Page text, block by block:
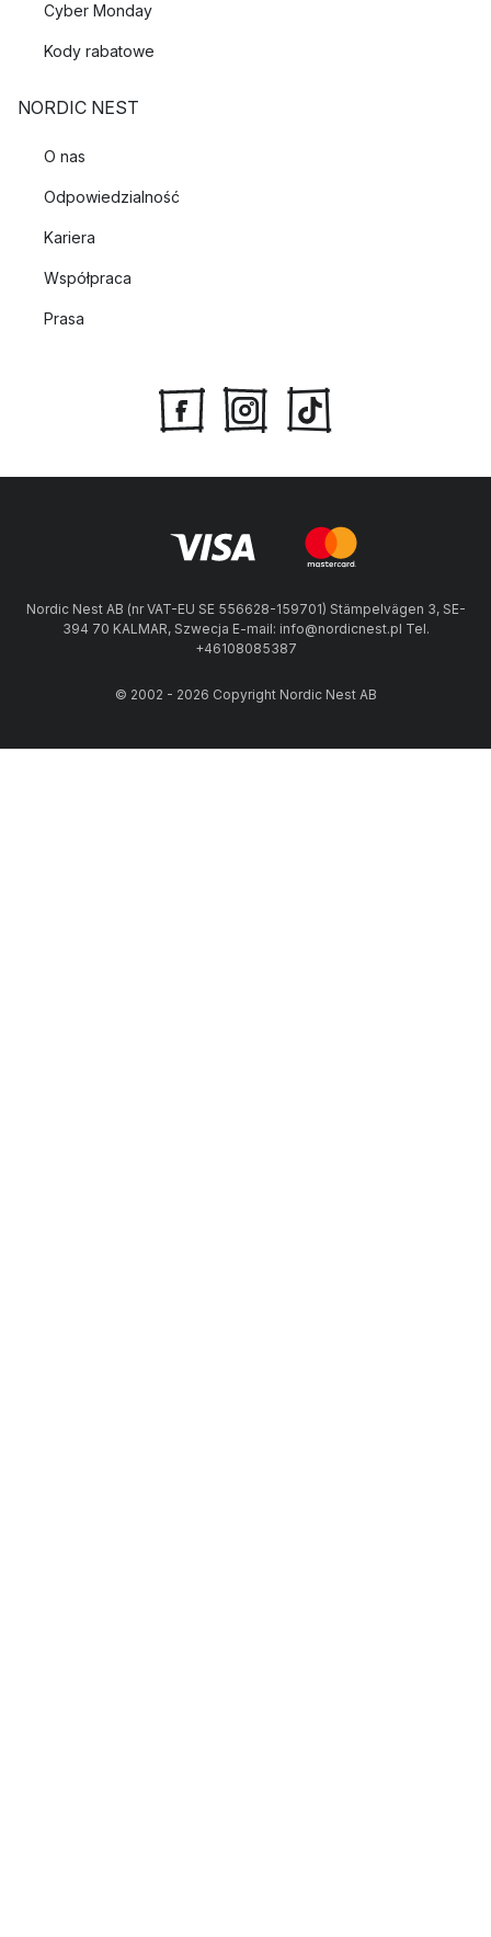
Cyber Monday
Kody rabatowe
NORDIC NEST
O nas
Odpowiedzialność
Kariera
Współpraca
Prasa
Nordic Nest AB (nr VAT-EU SE 556628-159701) Stämpelvägen 3, SE-
394 70 KALMAR, Szwecja E-mail: info@nordicnest.pl Tel.
+46108085387
© 2002 - 2026 Copyright Nordic Nest AB